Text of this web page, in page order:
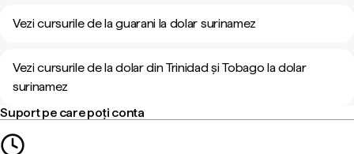
Vezi cursurile de la guarani la dolar surinamez
Vezi cursurile de la dolar din Trinidad și Tobago la dolar
surinamez
Suport pe care poți conta